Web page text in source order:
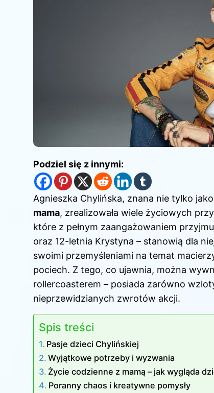
Podziel się z innymi:
Agnieszka Chylińska, znana nie tylko
mama, zrealizowała wiele życiowych
które z pełnym zaangażowaniem
oraz 12-letnia Krystyna – stanowią dla
swoimi przemyśleniami na temat
pociech. Z tego, co ujawnia, można
rollercoasterem – posiada zarówno
nieprzewidzianych zwrotów akcji.
Spis treści
Pasje dzieci Chylińskiej
Wyjątkowe potrzeby i wyzwania
Życie codzienne z mamą – jak wygląda
Poranny chaos i kreatywne pomysły